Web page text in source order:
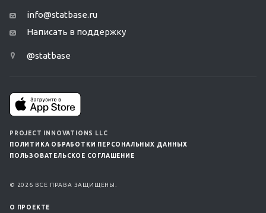
info@statbase.ru
Написать в поддержку
@statbase
PROJECT INNOVATIONS LLC
ПОЛИТИКА ОБРАБОТКИ ПЕРСОНАЛЬНЫХ ДАННЫХ
ПОЛЬЗОВАТЕЛЬСКОЕ СОГЛАШЕНИЕ
© 2026 ВСЕ ПРАВА ЗАЩИЩЕНЫ.
О ПРОЕКТЕ